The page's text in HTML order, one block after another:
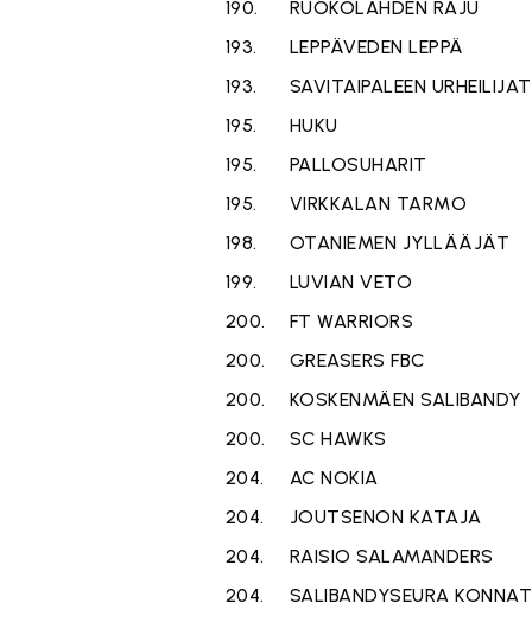
190.
RUOKOLAHDEN RAJU
193.
LEPPÄVEDEN LEPPÄ
193.
SAVITAIPALEEN URHEILIJAT
195.
HUKU
195.
PALLOSUHARIT
195.
VIRKKALAN TARMO
198.
OTANIEMEN JYLLÄÄJÄT
199.
LUVIAN VETO
200.
FT WARRIORS
200.
GREASERS FBC
200.
KOSKENMÄEN SALIBANDY
200.
SC HAWKS
204.
AC NOKIA
204.
JOUTSENON KATAJA
204.
RAISIO SALAMANDERS
204.
SALIBANDYSEURA KONNAT